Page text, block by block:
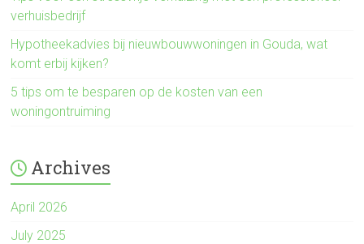
verhuisbedrijf
Hypotheekadvies bij nieuwbouwwoningen in Gouda, wat
komt erbij kijken?
5 tips om te besparen op de kosten van een
woningontruiming
Archives
April 2026
July 2025